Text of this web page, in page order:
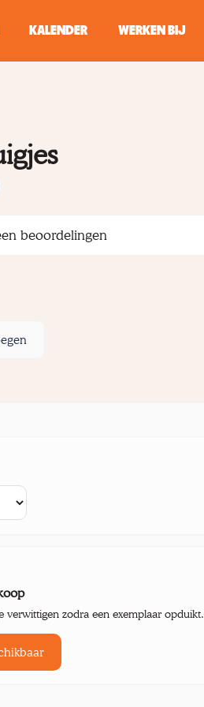
KALENDER WERKEN BIJ
beoordelingen
zodra een exemplaar opduikt.